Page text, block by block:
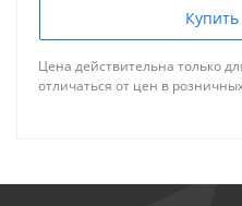
Цена действительна только
отличаться от цен в